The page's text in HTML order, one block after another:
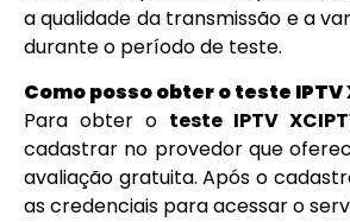
a qualidade da transmissão e a
durante o período de teste.
Como posso obter o teste IPTV
Para obter o teste IPTV
cadastrar no provedor que
avaliação gratuita. Após o
as credenciais para acessar o